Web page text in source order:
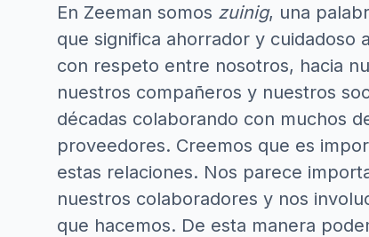
En Zeeman somos zuinig, una
que significa ahorrador y cuidadoso
con respeto entre nosotros, hacia
nuestros compañeros y nuestros
décadas colaborando con muchos
proveedores. Creemos que es
estas relaciones. Nos parece
nuestros colaboradores y nos
que hacemos. De esta manera